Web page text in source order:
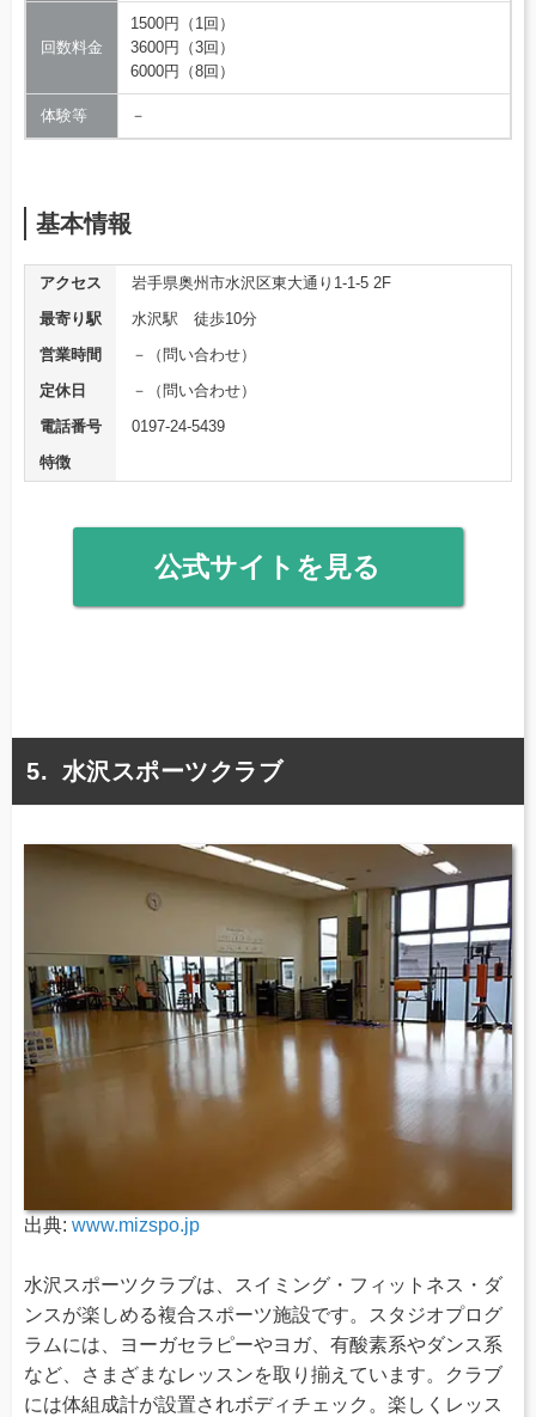
回数料金
1500円（1回）
3600円（3回）
6000円（8回）
体験等 －
基本情報
アクセス
岩手県奥州市水沢区東大通り1-1-5 2F
最寄り駅
水沢駅 徒歩10分
営業時間
－（問い合わせ）
定休日
－（問い合わせ）
電話番号
0197-24-5439
特徴
公式サイトを見る
水沢スポーツクラブ
出典: www.mizspo.jp
水沢スポーツクラブは、スイミング・フィットネス・ダ
ンスが楽しめる複合スポーツ施設です。スタジオプログ
ラムには、ヨーガセラピーやヨガ、有酸素系やダンス系
など、さまざまなレッスンを取り揃えています。クラブ
には体組成計が設置されボディチェック。楽しくレッス